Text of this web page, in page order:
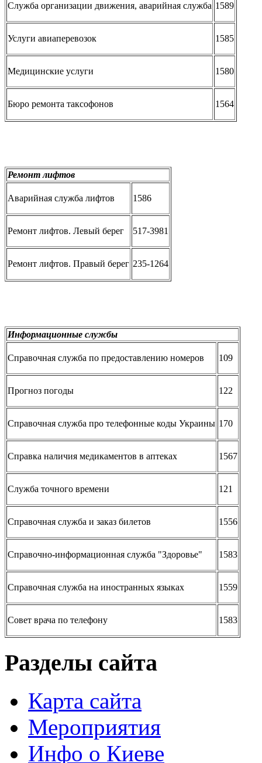
Служба организации движения, аварийная служба 1589
Услуги авиаперевозок 1585
Медицинские услуги 1580
Бюро ремонта таксофонов 1564
Ремонт лифтов
Аварийная служба лифтов 1586
Ремонт лифтов. Левый берег 517-3981
Ремонт лифтов. Правый берег 235-1264
Информационные службы
Справочная служба по предоставлению номеров 109
Прогноз погоды 122
Справочная служба про телефонные коды Украины 170
Справка наличия медикаментов в аптеках 1567
Служба точного времени 121
Справочная служба и заказ билетов 1556
Справочно-информационная служба "Здоровье" 1583
Справочная служба на иностранных языках 1559
Совет врача по телефону 1583
Разделы сайта
Карта сайта
Мероприятия
Инфо о Киеве